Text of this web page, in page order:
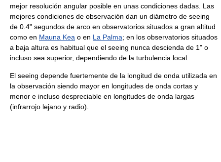
mejor resolución angular posible en unas condiciones dadas. Las
mejores condiciones de observación dan un diámetro de seeing
de 0.4" segundos de arco en observatorios situados a gran altitud
como en Mauna Kea o en La Palma; en los observatorios situados
a baja altura es habitual que el seeing nunca descienda de 1" o
incluso sea superior, dependiendo de la turbulencia local.
El seeing depende fuertemente de la longitud de onda utilizada en
la observación siendo mayor en longitudes de onda cortas y
menor e incluso despreciable en longitudes de onda largas
(infrarrojo lejano y radio).